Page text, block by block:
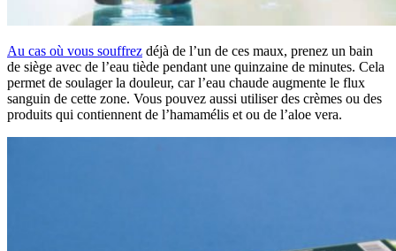
Au cas où vous souffrez déjà de l’un de ces maux, prenez un bain
de siège avec de l’eau tiède pendant une quinzaine de minutes. Cela
permet de soulager la douleur, car l’eau chaude augmente le flux
sanguin de cette zone. Vous pouvez aussi utiliser des crèmes ou des
produits qui contiennent de l’hamamélis et ou de l’aloe vera.